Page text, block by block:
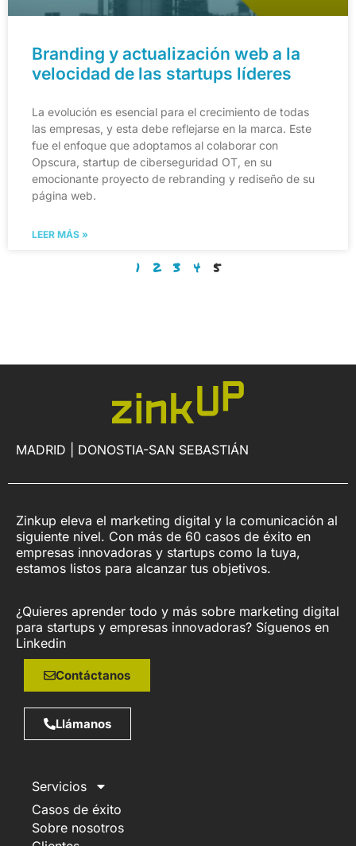
Branding y actualización web a la
velocidad de las startups líderes​
La evolución es esencial para el crecimiento de todas
las empresas, y esta debe reflejarse en la marca. Este
fue el enfoque que adoptamos al colaborar con
Opscura, startup de ciberseguridad OT, en su
emocionante proyecto de rebranding y rediseño de su
página web.
LEER MÁS »
1 2 3 4 5
MADRID | DONOSTIA-SAN SEBASTIÁN
Zinkup eleva el marketing digital y la comunicación al
siguiente nivel. Con más de 60 casos de éxito en
empresas innovadoras y startups como la tuya,
estamos listos para alcanzar tus objetivos.
¿Quieres aprender todo y más sobre marketing digital
para startups y empresas innovadoras? Síguenos en
Linkedin
Contáctanos
Llámanos
Servicios
Casos de éxito
Sobre nosotros